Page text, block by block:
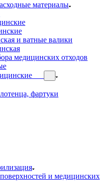
материалы
и ватные валики
медицинских отходов
фартуки
и медицинских